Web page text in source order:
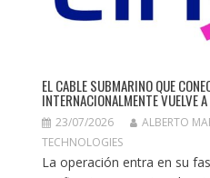
EL CABLE SUBMARINO QUE
INTERNACIONALMENTE VUELVE
23/07/2026 ALBERTO
TECHNOLOGIES
La operación entra en su